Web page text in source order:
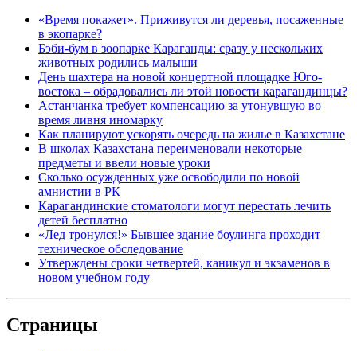
«Время покажет». Приживутся ли деревья, посаженные
в экопарке?
Бэби-бум в зоопарке Караганды: сразу у нескольких
животных родились малыши
День шахтера на новой концертной площадке Юго-
востока – обрадовались ли этой новости карагандинцы?
Астанчанка требует компенсацию за утонувшую во
время ливня иномарку
Как планируют ускорять очередь на жилье в Казахстане
В школах Казахстана переименовали некоторые
предметы и ввели новые уроки
Сколько осужденных уже освободили по новой
амнистии в РК
Карагандинские стоматологи могут перестать лечить
детей бесплатно
«Лед тронулся!» Бывшее здание боулинга проходит
техническое обследование
Утверждены сроки четвертей, каникул и экзаменов в
новом учебном году
Страницы